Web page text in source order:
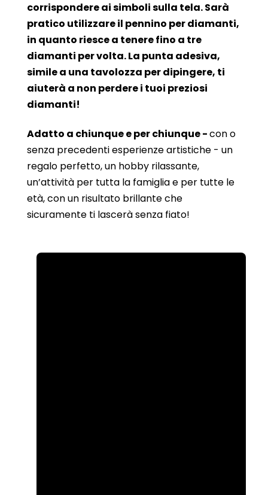
corrispondere ai simboli sulla tela. Sarà
pratico utilizzare il pennino per diamanti,
in quanto riesce a tenere fino a tre
diamanti per volta. La punta adesiva,
simile a una tavolozza per dipingere, ti
aiuterà a non perdere i tuoi preziosi
diamanti!
Adatto a chiunque e per chiunque -con o
senza precedenti esperienze artistiche - un
regalo perfetto, un hobby rilassante,
un’attività per tutta la famiglia e per tutte le
età, con un risultato brillante che
sicuramente ti lascerà senza fiato!